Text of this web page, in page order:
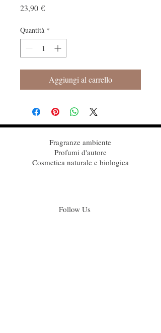
23,90 €Prezzo
Quantità *
Aggiungi al carrello
Fragranze ambiente
Profumi d'autore
Cosmetica naturale e biologica
Follow Us